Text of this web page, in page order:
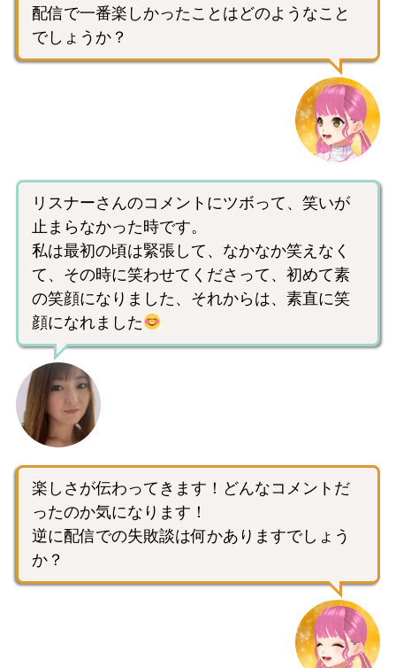
配信で一番楽しかったことはどのようなこと
でしょうか？
リスナーさんのコメントにツボって、笑いが
止まらなかった時です。
私は最初の頃は緊張して、なかなか笑えなく
て、その時に笑わせてくださって、初めて素
の笑顔になりました、それからは、素直に笑
顔になれました
楽しさが伝わってきます！どんなコメントだ
ったのか気になります！
逆に配信での失敗談は何かありますでしょう
か？